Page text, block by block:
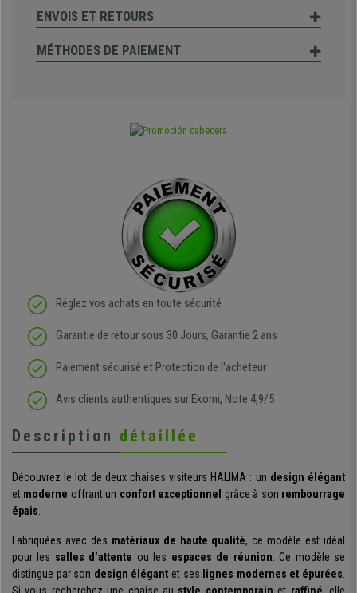
ENVOIS ET RETOURS
MÉTHODES DE PAIEMENT
Réglez vos achats en toute sécurité
Garantie de retour sous 30 Jours, Garantie 2 ans
Paiement sécurisé et Protection de l'acheteur
Avis clients authentiques sur Ekomi, Note 4,9/5
Description détaillée
Découvrez le lot de deux chaises visiteurs HALIMA : un design élégant
et moderne offrant un confort exceptionnel grâce à son rembourrage
épais.
Fabriquées avec des matériaux de haute qualité, ce modèle est idéal
pour les salles d’attente ou les espaces de réunion. Ce modèle se
distingue par son design élégant et ses lignes modernes et épurées.